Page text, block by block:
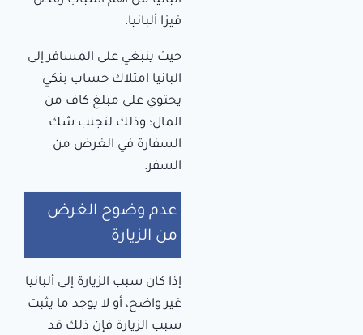
فيزا ألبانيا.
حيث ينبغي على المسافر إلى
البانيا امتلاك حساب بنكي
يحتوي على مبلغ كاف من
المال؛ وذلك لتجنب شك
السفارة في الغرض من
السفر.
عدم وضوح الغرض
من الزيارة
إذا كان سبب الزيارة إلى ألبانيا
غير واضح، أو لا يوجد ما يثبت
سبب الزيارة فإن ذلك قد